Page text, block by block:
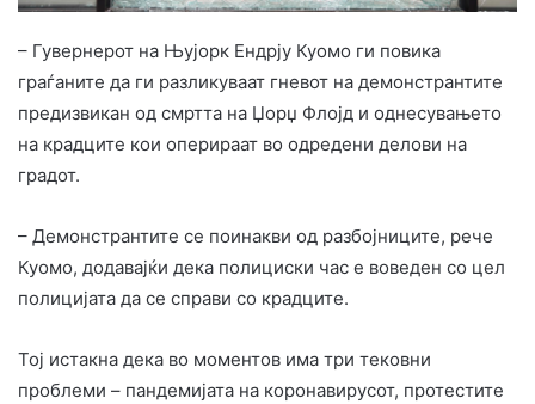
– Гувернерот на Њујорк Ендрју Куомо ги повика
граѓаните да ги разликуваат гневот на демонстрантите
предизвикан од смртта на Џорџ Флојд и однесувањето
на крадците кои оперираат во одредени делови на
градот.
– Демонстрантите се поинакви од разбојниците, рече
Куомо, додавајќи дека полициски час е воведен со цел
полицијата да се справи со крадците.
Тој истакна дека во моментов има три тековни
проблеми – пандемијата на коронавирусот, протестите